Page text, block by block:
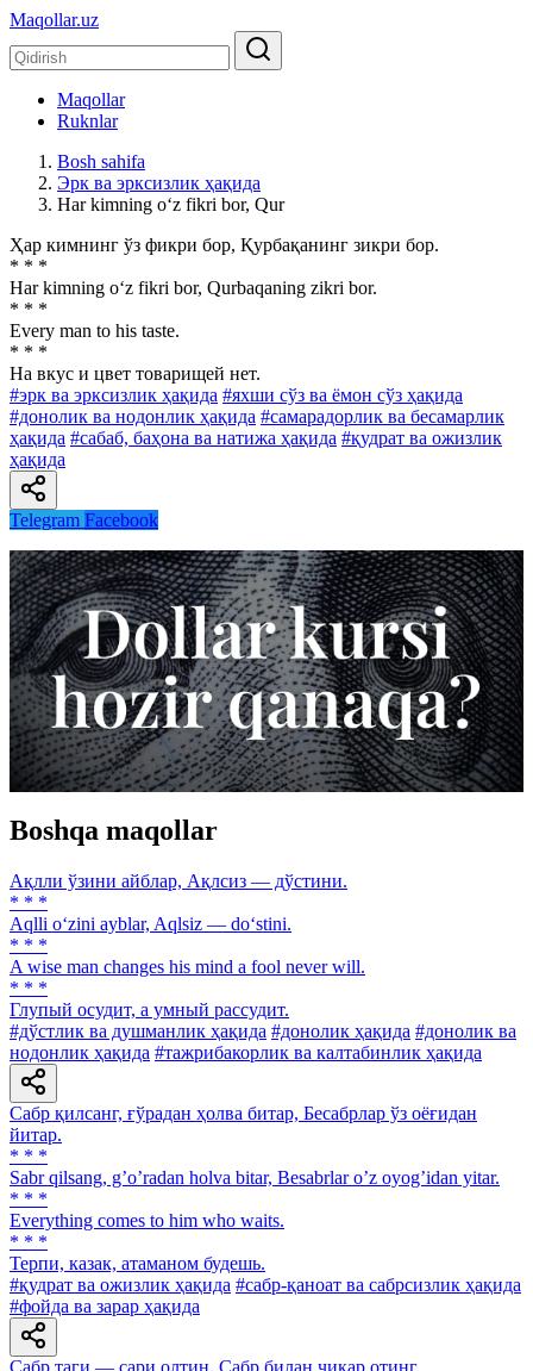
Maqollar.uz
Maqollar
Ruknlar
Bosh sahifa
Эрк ва эрксизлик ҳақида
Har kimning o‘z fikri bor, Qur
Ҳар кимнинг ўз фикри бор, Қурбақанинг зикри бор.
* * *
Har kimning o‘z fikri bor, Qurbaqaning zikri bor.
* * *
Every man to his taste.
* * *
На вкус и цвет товарищей нет.
#эрк ва эрксизлик ҳақида #яхши сўз ва ёмон сўз ҳақида
#донолик ва нодонлик ҳақида #самарадорлик ва бесамарлик
ҳақида #сабаб, баҳона ва натижа ҳақида #қудрат ва ожизлик
ҳақида
Telegram Facebook
Boshqa maqollar
Ақлли ўзини айблар, Ақлсиз — дўстини.
* * *
Aqlli o‘zini ayblar, Aqlsiz — do‘stini.
* * *
A wise man changes his mind a fool never will.
* * *
Глупый осудит, a умный рассудит.
#дўстлик ва душманлик ҳақида #донолик ҳақида #донолик ва
нодонлик ҳақида #тажрибакорлик ва калтабинлик ҳақида
Сабр қилсанг, ғўрадан ҳолва битар, Бесабрлар ўз оёғидан
йитар.
* * *
Sabr qilsang, gʼoʼradan holva bitar, Besabrlar oʼz oyogʼidan yitar.
* * *
Everything comes to him who waits.
* * *
Терпи, казак, атаманом будешь.
#қудрат ва ожизлик ҳақида #сабр-қаноат ва сабрсизлик ҳақида
#фойда ва зарар ҳақида